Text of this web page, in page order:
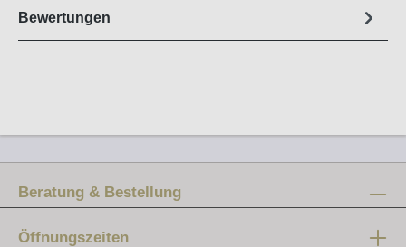
Bewertungen
Beratung & Bestellung
Öffnungszeiten